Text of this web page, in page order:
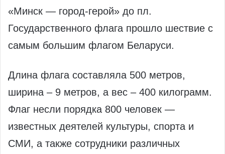
«Минск — город-герой» до пл.
Государственного флага прошло шествие с
самым большим флагом Беларуси.
Длина флага составляла 500 метров,
ширина – 9 метров, а вес – 400 килограмм.
Флаг несли порядка 800 человек —
известных деятелей культуры, спорта и
СМИ, а также сотрудники различных